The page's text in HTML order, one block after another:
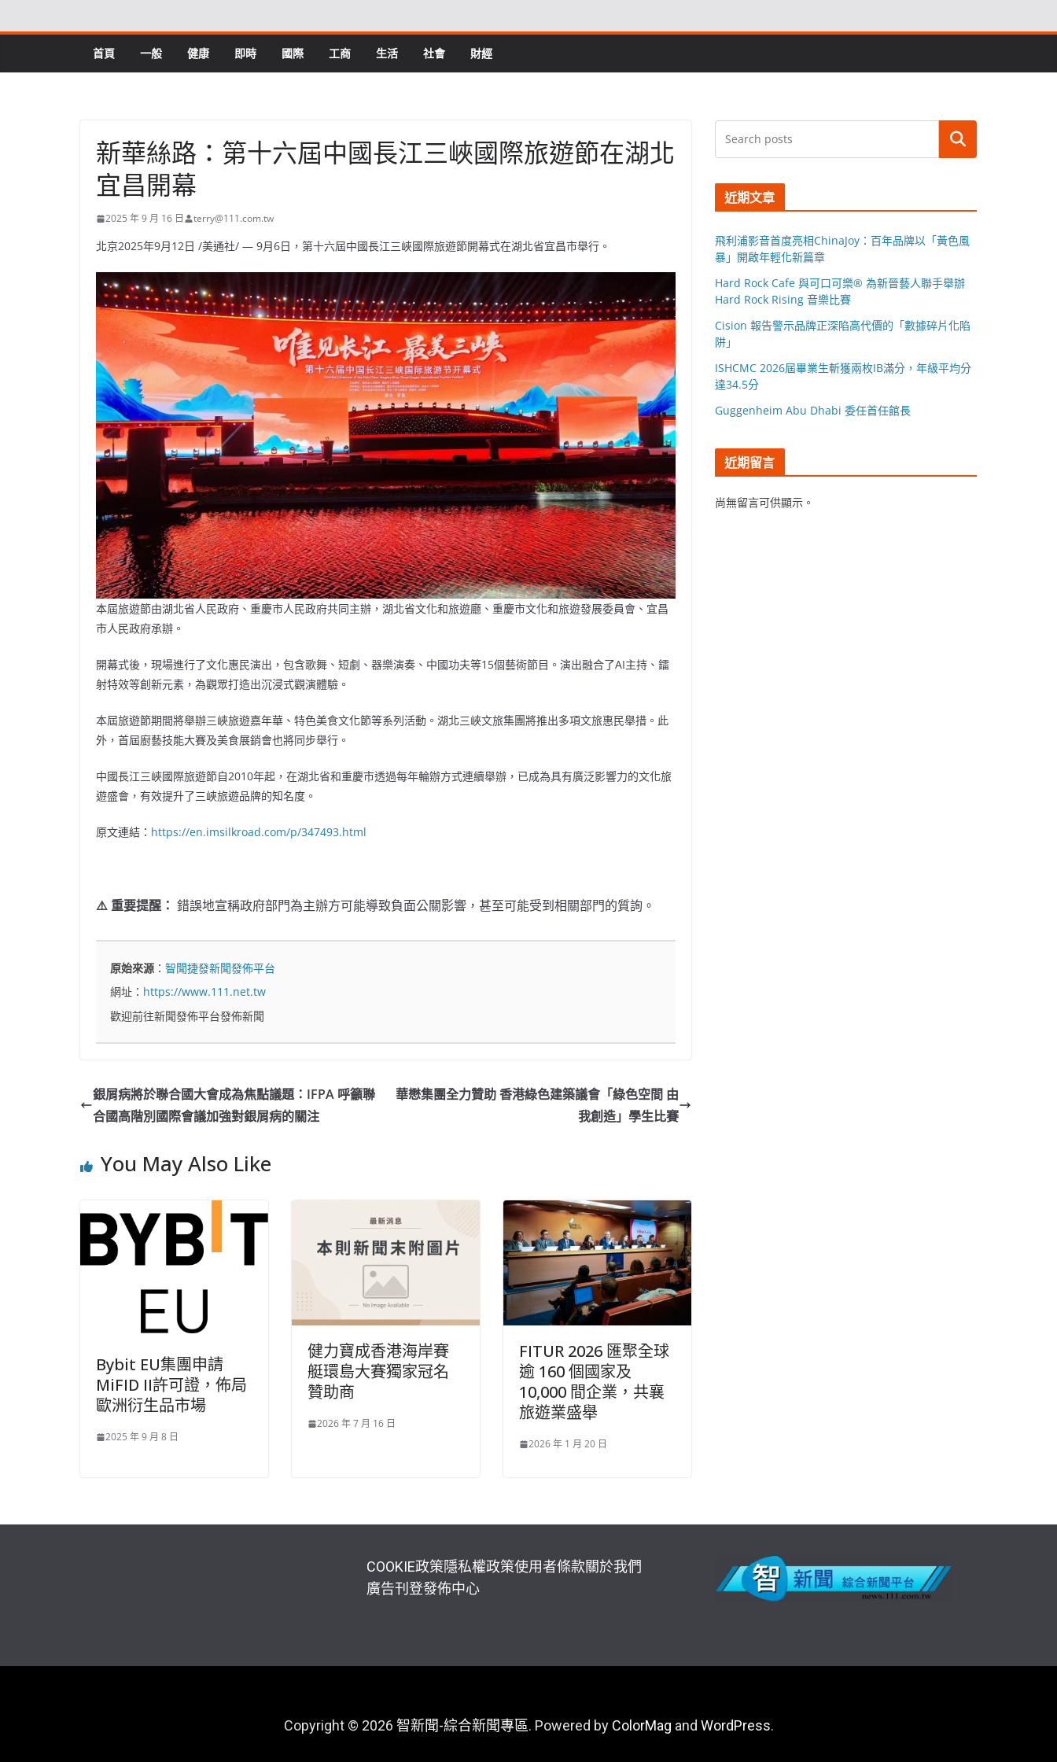
to
首頁 一般 健康 即時 國際 工商 生活 社會 財經
新華絲路：第十六屆中國長江三峽國際旅遊節在湖北
宜昌開幕
2025 年 9 月 16 日 terry@111.com.tw
北京2025年9月12日 /美通社/ — 9月6日，第十六屆中國長江三峽國際旅遊節開幕式在湖北省宜昌市舉行。
本屆旅遊節由湖北省人民政府、重慶市人民政府共同主辦，湖北省文化和旅遊廳、重慶市文化和旅遊發展委員會、宜昌
市人民政府承辦。
開幕式後，現場進行了文化惠民演出，包含歌舞、短劇、器樂演奏、中國功夫等15個藝術節目。演出融合了AI主持、鐳
射特效等創新元素，為觀眾打造出沉浸式觀演體驗。
本屆旅遊節期間將舉辦三峽旅遊嘉年華、特色美食文化節等系列活動。湖北三峽文旅集團將推出多項文旅惠民舉措。此
外，首屆廚藝技能大賽及美食展銷會也將同步舉行。
中國長江三峽國際旅遊節自2010年起，在湖北省和重慶市透過每年輪辦方式連續舉辦，已成為具有廣泛影響力的文化旅
遊盛會，有效提升了三峽旅遊品牌的知名度。
原文連結： https://en.imsilkroad.com/p/347493.html
⚠️ 重要提醒： 錯誤地宣稱政府部門為主辦方可能導致負面公關影響，甚至可能受到相關部門的質詢。
原始來源 ：智聞捷發新聞發佈平台
網址： https://www.111.net.tw
歡迎前往新聞發佈平台發佈新聞
銀屑病將於聯合國大會成為焦點議題：IFPA 呼籲聯
合國高階別國際會議加強對銀屑病的關注
華懋集團全力贊助 香港綠色建築議會「綠色空間 由
我創造」學生比賽
You May Also Like
Bybit EU集團申請
MiFID II許可證，佈局
歐洲衍生品市場
2025 年 9 月 8 日
健力寶成香港海岸賽
艇環島大賽獨家冠名
贊助商
2026 年 7 月 16 日
FITUR 2026 匯聚全球
逾 160 個國家及
10,000 間企業，共襄
旅遊業盛舉
2026 年 1 月 20 日
搜尋
近期文章
飛利浦影音首度亮相ChinaJoy：百年品牌以「黃色風
暴」開啟年輕化新篇章
Hard Rock Cafe 與可口可樂® 為新晉藝人聯手舉辦
Hard Rock Rising 音樂比賽
Cision 報告警示品牌正深陷高代價的「數據碎片化陷
阱」
ISHCMC 2026屆畢業生斬獲兩枚IB滿分，年級平均分
達34.5分
Guggenheim Abu Dhabi 委任首任館長
近期留言
尚無留言可供顯示。
COOKIE政策隱私權政策使用者條款關於我們
廣告刊登發佈中心
Copyright © 2026 智新聞-綜合新聞專區. Powered by ColorMag and WordPress.